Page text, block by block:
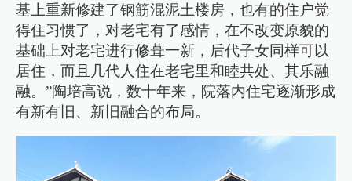
基上重新修建了钢筋混泥土楼房，也有的住户觉
得住习惯了，对老宅有了感情，在不改变原貌的
基础上对老宅进行修葺一新，后代子女同样可以
居住，而且几代人住在老宅里和睦共处、其乐融
融。”陶培高说，数十年来，院落内住宅逐渐形成
有新有旧、新旧融合的布局。